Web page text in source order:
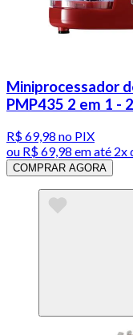
Miniprocessador
PMP435 2 em 1 -
R$ 69,98 no PIX
ou R$ 69,98 em até 2x
COMPRAR AGORA